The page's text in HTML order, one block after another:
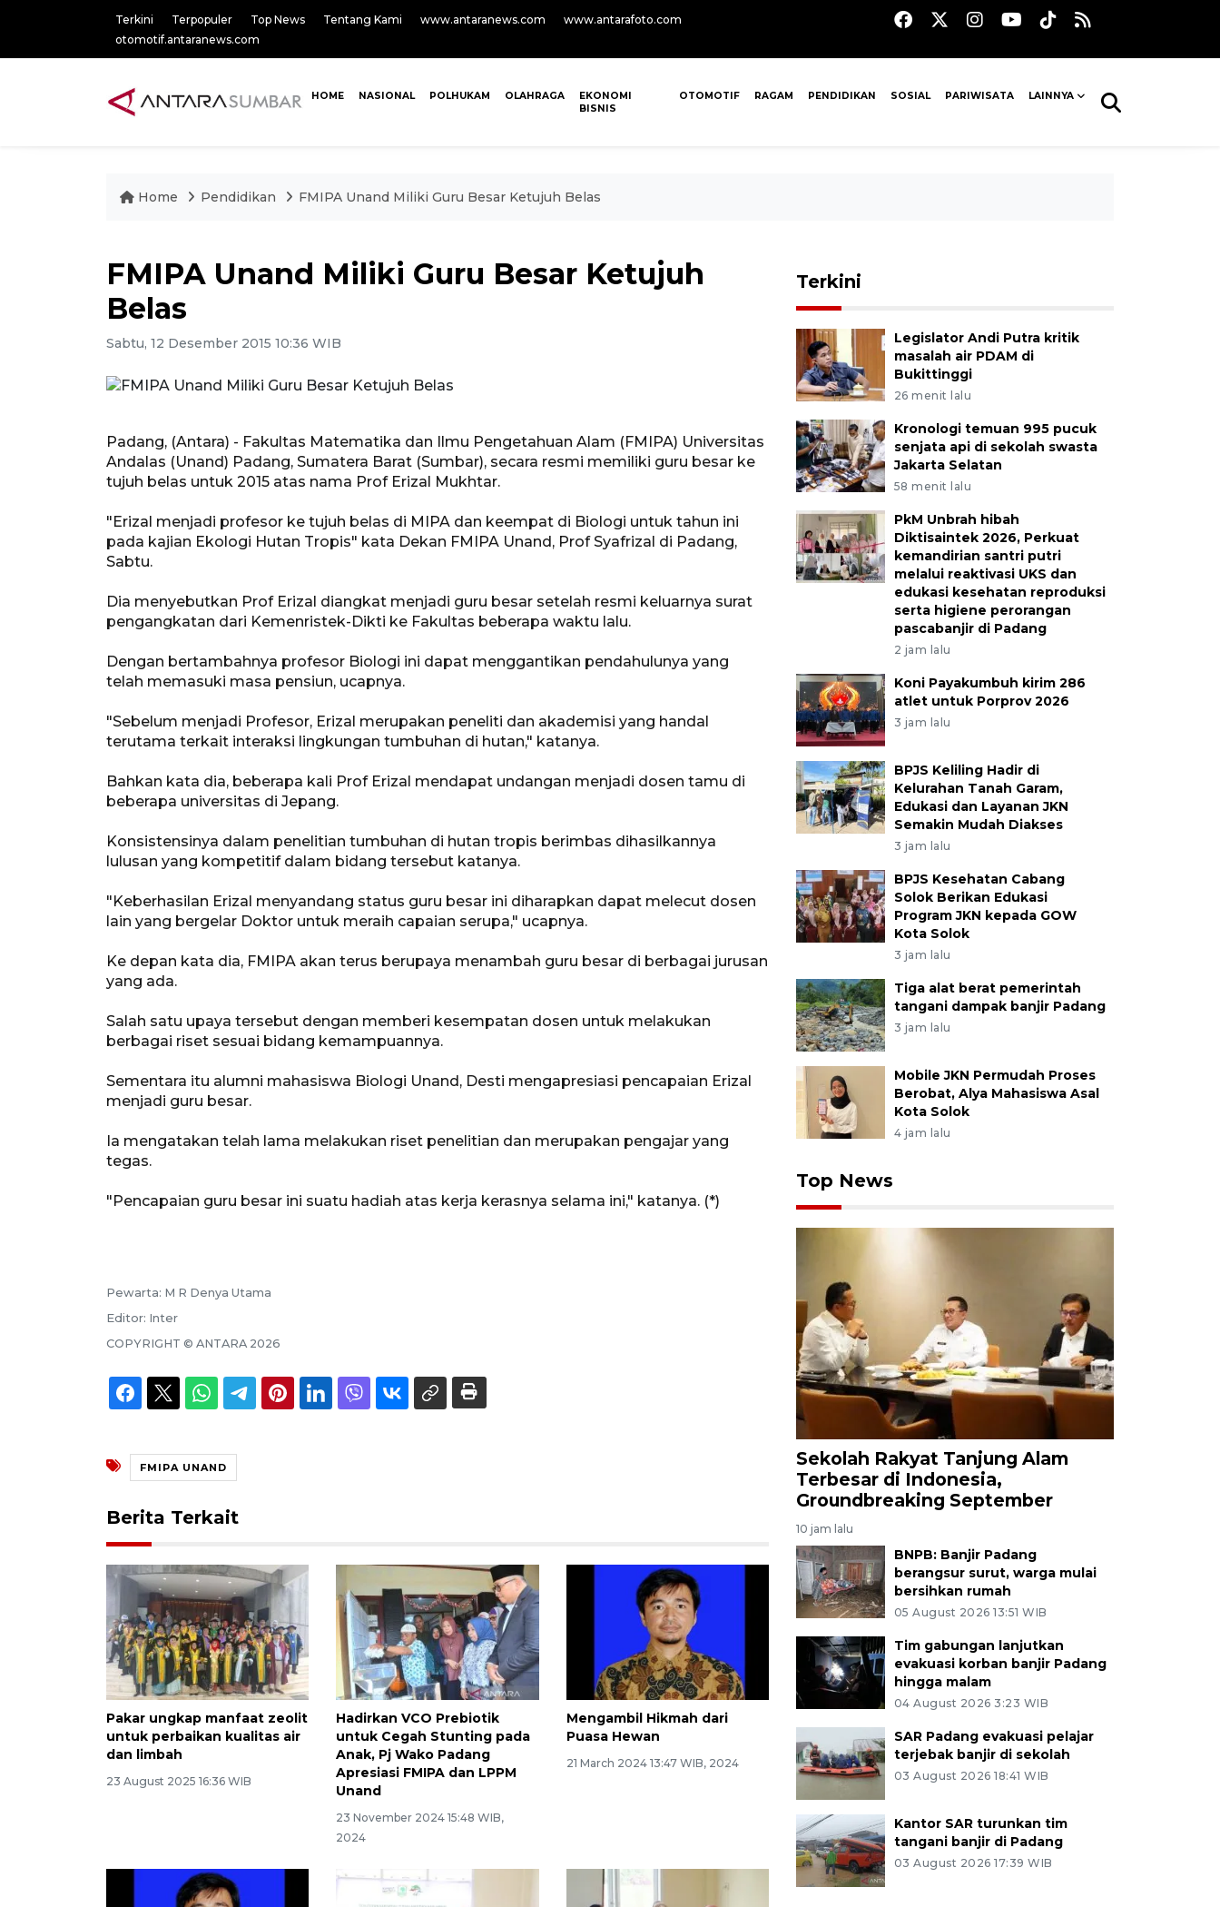
Terkini Terpopuler Top News Tentang Kami www.antaranews.com
www.antarafoto.com
otomotif.antaranews.com
HOME NASIONAL POLHUKAM OLAHRAGA
EKONOMI
BISNIS
OTOMOTIF RAGAM PENDIDIKAN SOSIAL PARIWISATA LAINNYA
Home Pendidikan FMIPA Unand Miliki Guru Besar Ketujuh Belas
FMIPA Unand Miliki Guru Besar Ketujuh
Belas
Sabtu, 12 Desember 2015 10:36 WIB
Padang, (Antara) - Fakultas Matematika dan Ilmu Pengetahuan Alam (FMIPA) Universitas
Andalas (Unand) Padang, Sumatera Barat (Sumbar), secara resmi memiliki guru besar ke
tujuh belas untuk 2015 atas nama Prof Erizal Mukhtar.
"Erizal menjadi profesor ke tujuh belas di MIPA dan keempat di Biologi untuk tahun ini
pada kajian Ekologi Hutan Tropis" kata Dekan FMIPA Unand, Prof Syafrizal di Padang,
Sabtu.
Dia menyebutkan Prof Erizal diangkat menjadi guru besar setelah resmi keluarnya surat
pengangkatan dari Kemenristek-Dikti ke Fakultas beberapa waktu lalu.
Dengan bertambahnya profesor Biologi ini dapat menggantikan pendahulunya yang
telah memasuki masa pensiun, ucapnya.
"Sebelum menjadi Profesor, Erizal merupakan peneliti dan akademisi yang handal
terutama terkait interaksi lingkungan tumbuhan di hutan," katanya.
Bahkan kata dia, beberapa kali Prof Erizal mendapat undangan menjadi dosen tamu di
beberapa universitas di Jepang.
Konsistensinya dalam penelitian tumbuhan di hutan tropis berimbas dihasilkannya
lulusan yang kompetitif dalam bidang tersebut katanya.
"Keberhasilan Erizal menyandang status guru besar ini diharapkan dapat melecut dosen
lain yang bergelar Doktor untuk meraih capaian serupa," ucapnya.
Ke depan kata dia, FMIPA akan terus berupaya menambah guru besar di berbagai jurusan
yang ada.
Salah satu upaya tersebut dengan memberi kesempatan dosen untuk melakukan
berbagai riset sesuai bidang kemampuannya.
Sementara itu alumni mahasiswa Biologi Unand, Desti mengapresiasi pencapaian Erizal
menjadi guru besar.
Ia mengatakan telah lama melakukan riset penelitian dan merupakan pengajar yang
tegas.
"Pencapaian guru besar ini suatu hadiah atas kerja kerasnya selama ini," katanya. (*)
Pewarta: M R Denya Utama
Editor: Inter
COPYRIGHT © ANTARA 2026
FMIPA UNAND
Berita Terkait
Pakar ungkap manfaat zeolit
untuk perbaikan kualitas air
dan limbah
23 August 2025 16:36 WIB
Hadirkan VCO Prebiotik
untuk Cegah Stunting pada
Anak, Pj Wako Padang
Apresiasi FMIPA dan LPPM
Unand
23 November 2024 15:48 WIB,
2024
Mengambil Hikmah dari
Puasa Hewan
21 March 2024 13:47 WIB, 2024
Terkini
Legislator Andi Putra kritik
masalah air PDAM di
Bukittinggi
26 menit lalu
Kronologi temuan 995 pucuk
senjata api di sekolah swasta
Jakarta Selatan
58 menit lalu
PkM Unbrah hibah
Diktisaintek 2026, Perkuat
kemandirian santri putri
melalui reaktivasi UKS dan
edukasi kesehatan reproduksi
serta higiene perorangan
pascabanjir di Padang
2 jam lalu
Koni Payakumbuh kirim 286
atlet untuk Porprov 2026
3 jam lalu
BPJS Keliling Hadir di
Kelurahan Tanah Garam,
Edukasi dan Layanan JKN
Semakin Mudah Diakses
3 jam lalu
BPJS Kesehatan Cabang
Solok Berikan Edukasi
Program JKN kepada GOW
Kota Solok
3 jam lalu
Tiga alat berat pemerintah
tangani dampak banjir Padang
3 jam lalu
Mobile JKN Permudah Proses
Berobat, Alya Mahasiswa Asal
Kota Solok
4 jam lalu
Top News
Sekolah Rakyat Tanjung Alam
Terbesar di Indonesia,
Groundbreaking September
10 jam lalu
BNPB: Banjir Padang
berangsur surut, warga mulai
bersihkan rumah
05 August 2026 13:51 WIB
Tim gabungan lanjutkan
evakuasi korban banjir Padang
hingga malam
04 August 2026 3:23 WIB
SAR Padang evakuasi pelajar
terjebak banjir di sekolah
03 August 2026 18:41 WIB
Kantor SAR turunkan tim
tangani banjir di Padang
03 August 2026 17:39 WIB